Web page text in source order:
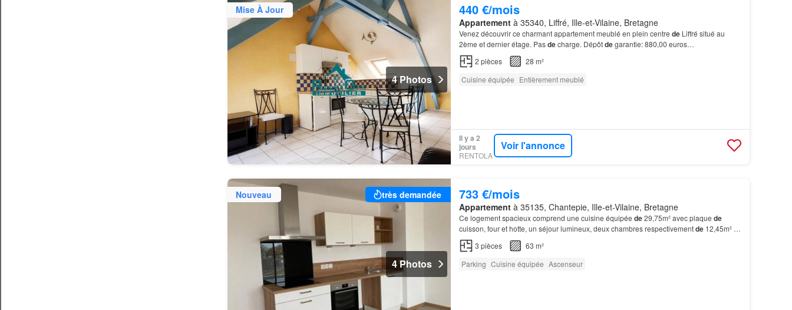
Mise À Jour
4 Photos
440 €/mois
Appartementà 35340, Liffré, Ille-et-Vilaine, Bretagne
Venez découvrir ce charmant appartement meublé en plein centre deLiffré situé au
2ème et dernier étage. Pasdecharge. Dépôtdegarantie: 880,00 euros…
2 pièces
28 m²
Cuisine équipée Entièrement meublé
Il y a 2
jours
RENTOLA
Voir l'annonce
Nouveau très demandée
4 Photos
733 €/mois
Appartementà 35135, Chantepie, Ille-et-Vilaine, Bretagne
Ce logement spacieux comprend une cuisine équipée de29,75m² avec plaque de
cuisson, four et hotte, un séjour lumineux, deux chambres respectivementde12,45m² et
11,65m², une salle d'eau
3 pièces
63 m²
Parking Cuisine équipée Ascenseur